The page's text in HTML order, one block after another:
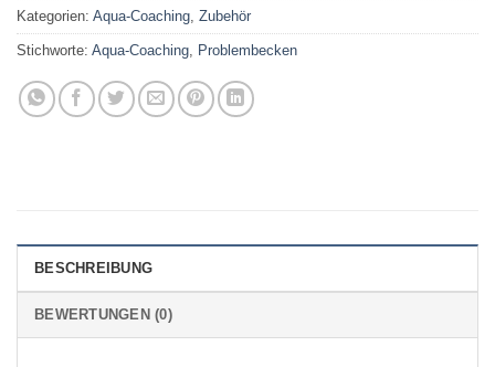
Kategorien: Aqua-Coaching Zubehör
Stichworte: Aqua-Coaching Problembecken
BESCHREIBUNG
BEWERTUNGEN (0)